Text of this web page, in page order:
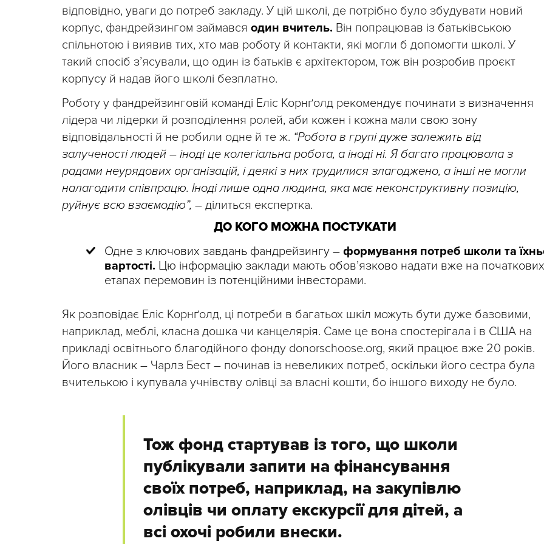
відповідно, уваги до потреб закладу. У цій школі, де потрібно було збудувати новий
корпус, фандрейзингом займався один вчитель. Він попрацював із батьківською
спільнотою і виявив тих, хто мав роботу й контакти, які могли б допомогти школі. У
такий спосіб зʼясували, що один із батьків є архітектором, тож він розробив проєкт
корпусу й надав його школі безплатно.
Роботу у фандрейзинговій команді Еліс Корнґолд рекомендує починати з визначення
лідера чи лідерки й розподілення ролей, аби кожен і кожна мали свою зону
відповідальності й не робили одне й те ж. “Робота в групі дуже залежить від
залученості людей – іноді це колегіальна робота, а іноді ні. Я багато працювала з
радами неурядових організацій, і деякі з них трудилися злагоджено, а інші не могли
налагодити співпрацю. Іноді лише одна людина, яка має неконструктивну позицію,
руйнує всю взаємодію”, – ділиться експертка.
ДО КОГО МОЖНА ПОСТУКАТИ
Одне з ключових завдань фандрейзингу – формування потреб школи та
вартості. Цю інформацію заклади мають обовʼязково надати вже на початкових
етапах перемовин із потенційними інвесторами.
Як розповідає Еліс Корнґолд, ці потреби в багатьох шкіл можуть бути дуже базовими,
наприклад, меблі, класна дошка чи канцелярія. Саме це вона спостерігала і в США на
прикладі освітнього благодійного фонду donorschoose.org, який працює вже 20 років.
Його власник – Чарлз Бест – починав із невеликих потреб, оскільки його сестра була
вчителькою і купувала учнівству олівці за власні кошти, бо іншого виходу не було.
Тож фонд стартував із того, що школи
публікували запити на фінансування
своїх потреб, наприклад, на закупівлю
олівців чи оплату екскурсії для дітей, а
всі охочі робили внески.